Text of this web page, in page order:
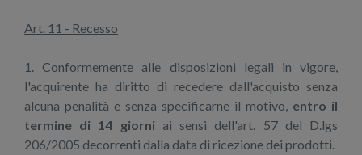
Art. 11 - Recesso
1. Conformemente alle disposizioni legali in vigore,
l'acquirente ha diritto di recedere dall'acquisto senza
alcuna penalità e senza specificarne il motivo, entro il
termine di 14 giorni ai sensi dell'art. 57 del D.lgs
206/2005 decorrenti dalla data di ricezione dei prodotti.